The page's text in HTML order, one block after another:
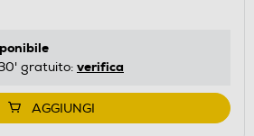
gratuito: verifica
AGGIUNGI